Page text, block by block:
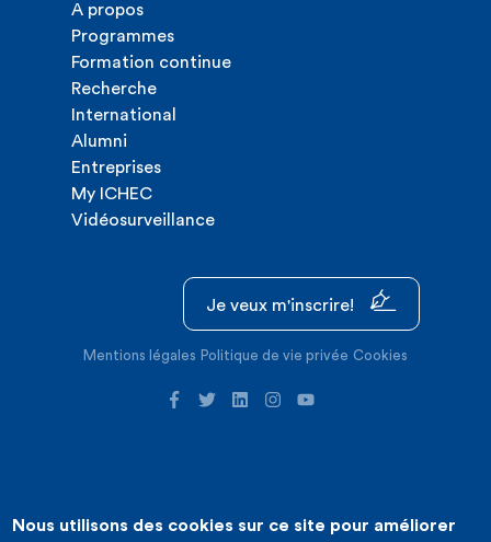
A propos
Programmes
Formation continue
Recherche
International
Alumni
Entreprises
My ICHEC
Vidéosurveillance
Je veux m'inscrire!
Mentions légales Politique de vie privée Cookies
©2026 ICHEC |Création de site internet : Expansion
Nous utilisons des cookies sur ce site pour améliorer